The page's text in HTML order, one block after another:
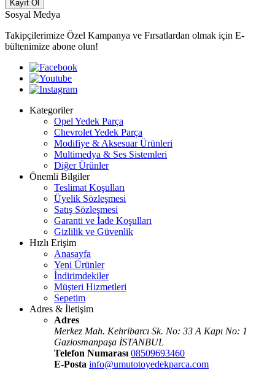
Kayıt Ol
Sosyal Medya
Takipçilerimize Özel Kampanya ve Fırsatlardan olmak için E-
bültenimize abone olun!
Kategoriler
Opel Yedek Parça
Chevrolet Yedek Parça
Modifiye & Aksesuar Ürünleri
Multimedya & Ses Sistemleri
Diğer Ürünler
Önemli Bilgiler
Teslimat Koşulları
Üyelik Sözleşmesi
Satış Sözleşmesi
Garanti ve İade Koşulları
Gizlilik ve Güvenlik
Hızlı Erişim
Anasayfa
Yeni Ürünler
İndirimdekiler
Müşteri Hizmetleri
Sepetim
Adres & İletişim
Adres
Merkez Mah. Kehribarcı Sk. No: 33 A Kapı No: 1
Gaziosmanpaşa İSTANBUL
Telefon Numarası 08509693460
E-Posta info@umutotoyedekparca.com